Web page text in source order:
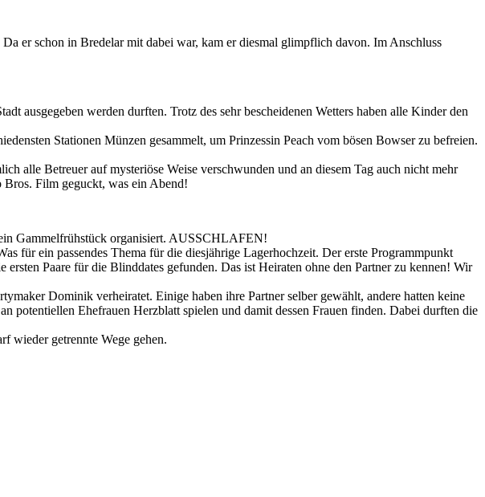
er schon in Bredelar mit dabei war, kam er diesmal glimpflich davon. Im Anschluss
ausgegeben werden durften. Trotz des sehr bescheidenen Wetters haben alle Kinder den
Stationen Münzen gesammelt, um Prinzessin Peach vom bösen Bowser zu befreien.
alle Betreuer auf mysteriöse Weise verschwunden und an diesem Tag auch nicht mehr
Bros. Film geguckt, was ein Abend!
Gammelfrühstück organisiert. AUSSCHLAFEN!
für ein passendes Thema für die diesjährige Lagerhochzeit. Der erste Programmpunkt
Paare für die Blinddates gefunden. Das ist Heiraten ohne den Partner zu kennen! Wir
Dominik verheiratet. Einige haben ihre Partner selber gewählt, andere hatten keine
potentiellen Ehefrauen Herzblatt spielen und damit dessen Frauen finden. Dabei durften die
wieder getrennte Wege gehen.